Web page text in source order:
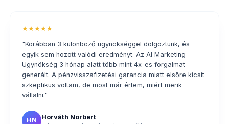
★★★★★
"Korábban 3 különböző ügynökséggel dolgoztunk, és
egyik sem hozott valódi eredményt. Az AI Marketing
Ügynökség 3 hónap alatt több mint 4x-es forgalmat
generált. A pénzvisszafizetési garancia miatt elsőre kicsit
szkeptikus voltam, de most már értem, miért merik
vállalni."
HN Horváth Norbert